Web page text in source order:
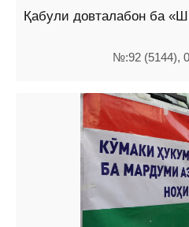
Қабули довталабон ба
№:92 (5144),